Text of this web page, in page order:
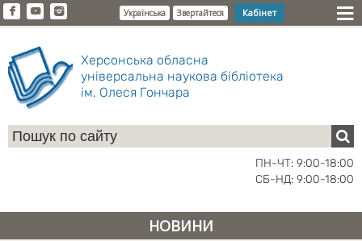
Українська Звертайтеся Кабінет
Херсонська обласна
універсальна наукова бібліотека
ім. Олеся Гончара
ПН-ЧТ: 9:00-18:00
СБ-НД: 9:00-18:00
НОВИНИ